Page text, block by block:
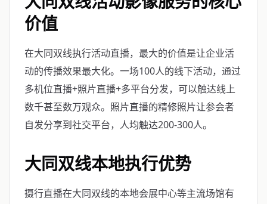
价值
在大同双线执行活动直播，最大的价值是让企业活
动的传播效果最大化。一场100人的线下活动，通过
多机位直播+照片直播+多平台分发，可以触达线上
数千甚至数万观众。照片直播的精修照片让参会者
自发分享到社交平台，人均触达200-300人。
大同双线本地执行优势
摄行直播在大同双线的本地会展中心等主流场馆有